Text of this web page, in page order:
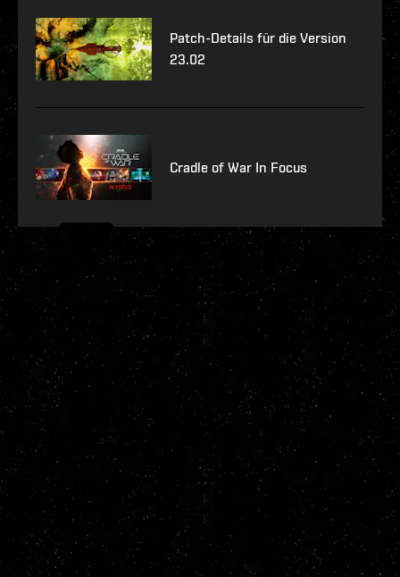
Patch-Details für die Version
23.02
Cradle of War In Focus